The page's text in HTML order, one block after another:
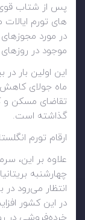
پس از شتاب قوی
های تورم
در مورد
موجود در
این اولین بار
ماه جولای کاهش
تقاضای مسکن و
گذاشته است.
ارقام تورم
علاوه بر این،
چهارشنبه
انتظار می‌رود
در این کشور